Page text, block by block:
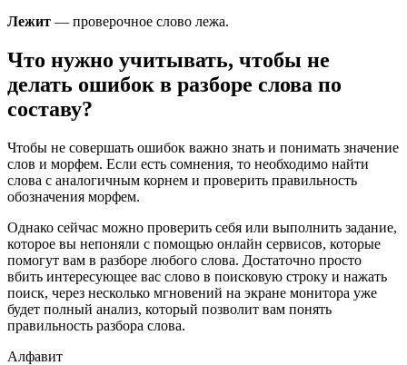
Лежит — проверочное слово лежа.
Что нужно учитывать, чтобы не
делать ошибок в разборе слова по
составу?
Чтобы не совершать ошибок важно знать и понимать значение
слов и морфем. Если есть сомнения, то необходимо найти
слова с аналогичным корнем и проверить правильность
обозначения морфем.
Однако сейчас можно проверить себя или выполнить задание,
которое вы непоняли с помощью онлайн сервисов, которые
помогут вам в разборе любого слова. Достаточно просто
вбить интересующее вас слово в поисковую строку и нажать
поиск, через несколько мгновений на экране монитора уже
будет полный анализ, который позволит вам понять
правильность разбора слова.
Алфавит